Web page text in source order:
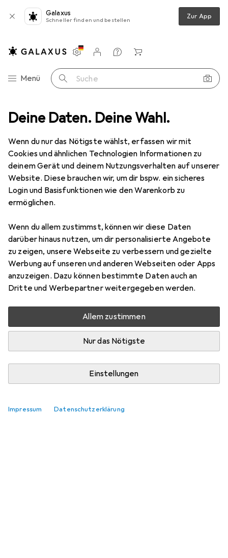
Deine Daten. Deine Wahl.
Wenn du nur das Nötigste wählst, erfassen wir mit
Cookies und ähnlichen Technologien Informationen zu
deinem Gerät und deinem Nutzungsverhalten auf unserer
Website. Diese brauchen wir, um dir bspw. ein sicheres
Login und Basisfunktionen wie den Warenkorb zu
ermöglichen.
Wenn du allem zustimmst, können wir diese Daten
darüber hinaus nutzen, um dir personalisierte Angebote
zu zeigen, unsere Webseite zu verbessern und gezielte
Werbung auf unseren und anderen Webseiten oder Apps
anzuzeigen. Dazu können bestimmte Daten auch an
Dritte und Werbepartner weitergegeben werden.
Allem zustimmen
Nur das Nötigste
Einstellungen
Impressum Datenschutzerklärung
Galaxus
Schneller finden und bestellen Zur App
Navigation nach Kategorien
Menü Suche
Einstellungen
Kundenkonto
Vergleichslisten
Merklisten
Warenkorb
Elten Winterstiefel wasserdicht Joris GTX
EltenWinterstiefel wasserdicht Joris
GTX
6 Grössen
Zubehör für Elten Winterstiefel
wasserdicht Joris GTX
Hier findest du passendes Zubehör zum Produkt Elten
Winterstiefel wasserdicht Joris GTX.
Keine Produkte gefunden